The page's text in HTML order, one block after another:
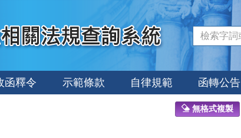
函釋令 示範條款 自律規範 函轉公告
無格式複製